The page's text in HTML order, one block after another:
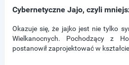
Cybernetyczne Jajo, czyli
Okazuje się, że jajko jest nie tylko
Wielkanocnych. Pochodzący z
postanowił zaprojektować w